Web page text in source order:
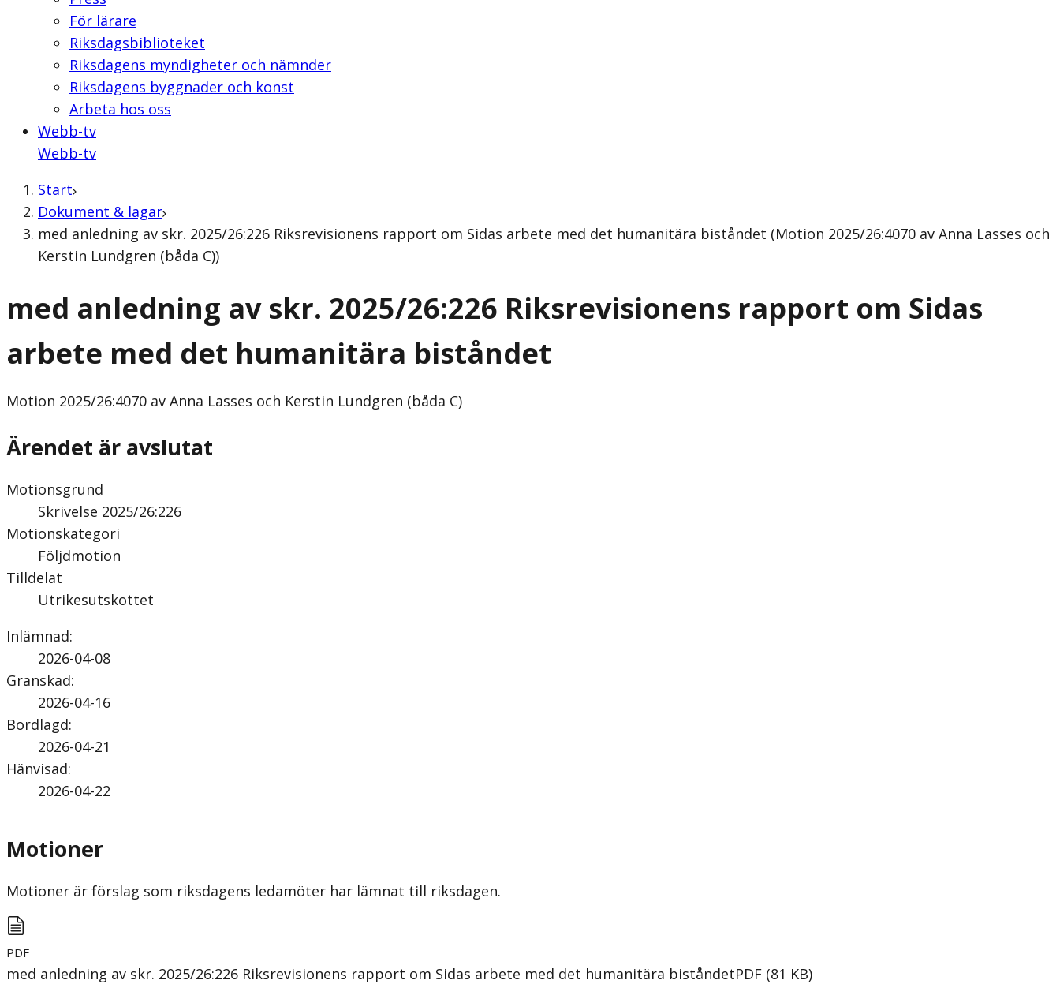
För lärare
Riksdagsbiblioteket
Riksdagens myndigheter och nämnder
Riksdagens byggnader och konst
Arbeta hos oss
Webb-tv
Webb-tv
Start
Dokument & lagar
med anledning av skr. 2025/26:226 Riksrevisionens rapport om Sidas arbete med det humanitära biståndet (Motion 2025/26:4070 av Anna Lasses och
Kerstin Lundgren (båda C))
med anledning av skr. 2025/26:226 Riksrevisionens rapport om Sidas
arbete med det humanitära biståndet
Motion 2025/26:4070 av Anna Lasses och Kerstin Lundgren (båda C)
Ärendet är avslutat
Motionsgrund
Skrivelse 2025/26:226
Motionskategori
Följdmotion
Tilldelat
Utrikesutskottet
Inlämnad:
2026-04-08
Granskad:
2026-04-16
Bordlagd:
2026-04-21
Hänvisad:
2026-04-22
Motioner
Motioner är förslag som riksdagens ledamöter har lämnat till riksdagen.
PDF
med anledning av skr. 2025/26:226 Riksrevisionens rapport om Sidas arbete med det humanitära biståndetPDF (81 KB)